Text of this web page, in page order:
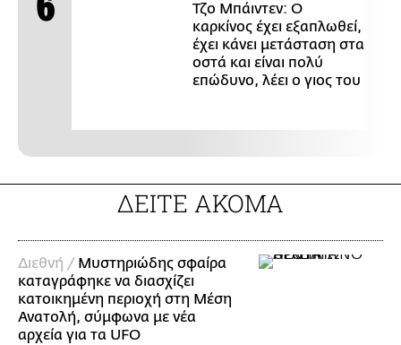
Τζο Μπάιντεν: Ο
καρκίνος έχει εξαπλωθεί,
έχει κάνει μετάσταση στα
οστά και είναι πολύ
επώδυνο, λέει ο γιος του
ΔΕΙΤΕ ΑΚΟΜΑ
Διεθνή / Μυστηριώδης σφαίρα
καταγράφηκε να διασχίζει
κατοικημένη περιοχή στη Μέση
Ανατολή, σύμφωνα με νέα
αρχεία για τα UFO